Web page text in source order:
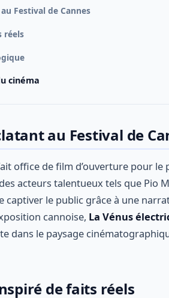
Festival de Cannes
réels
cinéma
au Festival de
office de film d’ouverture pour le
acteurs talentueux tels que Pio
captiver le public grâce à une
cannoise, La Vénus
dans le paysage
de faits réels